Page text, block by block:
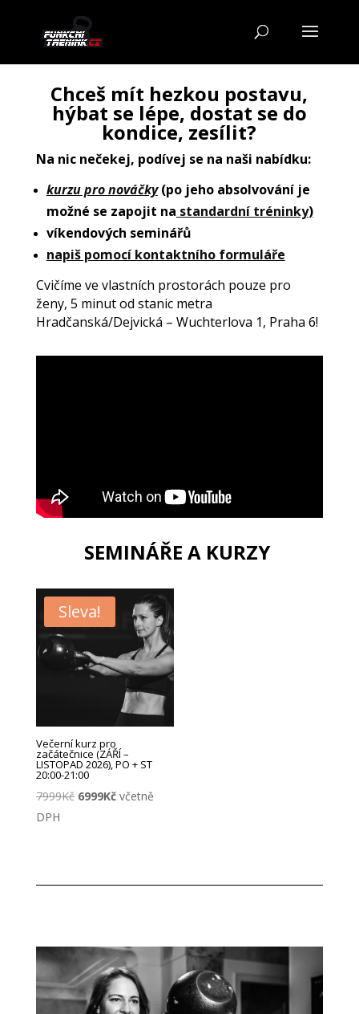
Chceš mít hezkou postavu,
hýbat se lépe, dostat se do
kondice, zesílit?
Na nic nečekej, podívej se na naši nabídku:
kurzu pro nováčky(po jeho absolvování je
možné se zapojit na standardní tréninky)
víkendových seminářů
napiš pomocí kontaktního formuláře
Cvičíme ve vlastních prostorách pouze pro
ženy, 5 minut od stanic metra
Hradčanská/Dejvická – Wuchterlova 1, Praha 6!
SEMINÁŘE A KURZY
Sleva!
Večerní kurz pro
začátečnice (ZÁŘÍ –
LISTOPAD 2026), PO + ST
20:00-21:00
7999Kč Původní
6999KčAktuální
včetně
DPH